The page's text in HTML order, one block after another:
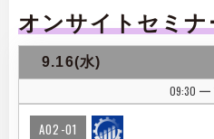
オンサイトセミナ
9.16(水)
09:30
|
A02-01